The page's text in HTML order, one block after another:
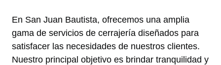
En San Juan Bautista, ofrecemos una amplia
gama de servicios de cerrajería diseñados para
satisfacer las necesidades de nuestros clientes.
Nuestro principal objetivo es brindar tranquilidad y